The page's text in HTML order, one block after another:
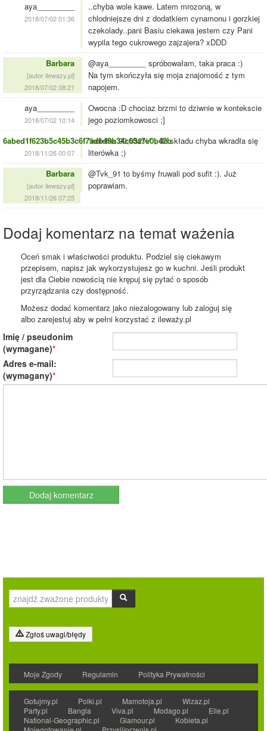
aya_________
2018/07/02 01:36
..chyba wole kawe. Latem mrozoną, w
chlodniejsze dni z dodatkiem cynamonu i gorzkiej
czekolady..pani Basiu ciekawa jestem czy Pani
wypila tego cukrowego zajzajera? xDDD
Barbara
[autor ilewazy.pl]
2018/07/02 08:21
@aya_________ spróbowałam, taka praca :)
Na tym skończyła się moja znajomość z tym
napojem.
aya_________
2018/07/02 10:14
Owocna :D chociaz brzmi to dziwnie w kontekscie
jego poziomkowosci ;]
6abed1f623b5c45b3c6f7adb49b34c65a7e0b42b
2018/11/26 00:07
"kofeina 90,032%" , do składu chyba wkradła się
literówka ;)
Barbara
[autor ilewazy.pl]
2018/11/26 07:25
@Tvk_91 to byśmy fruwali pod sufit :). Już
poprawiam.
Dodaj komentarz na temat ważenia
Oceń smak i właściwości produktu. Podziel się ciekawym
przepisem, napisz jak wykorzystujesz go w kuchni. Jeśli produkt
jest dla Ciebie nowością nie krępuj się pytać o sposób
przyrządzania czy dostępność.
Możesz dodać komentarz jako niezalogowany lub zaloguj się
albo zarejestuj aby w pełni korzystać z ileważy.pl
Imię / pseudonim
(wymagane)
Adres e-mail:
(wymagany)
Zgłoś uwagi/błędy
Moje Zgody Regulamin Polityka Prywatności
Gotujmy.pl Polki.pl Mamotoja.pl
Wizaz.pl
Party.pl
Bangla Viva.pl Modago.pl
Elle.pl
National-Geographic.pl
Glamour.pl
Kobieta.pl